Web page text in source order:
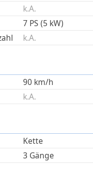
k.A.
7 PS (5 kW)
k.A.
90 km/h
k.A.
Kette
3 Gänge